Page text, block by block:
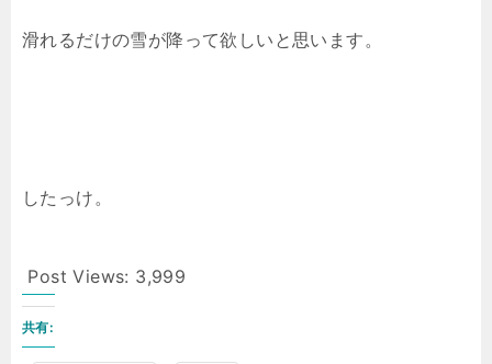
滑れるだけの雪が降って欲しいと思います。
したっけ。
Post Views: 3,999
共有: